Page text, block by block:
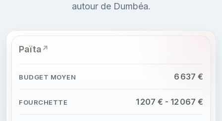
autour de Dumbéa.
Païta
6 637 €
1 207 € - 12 067 €